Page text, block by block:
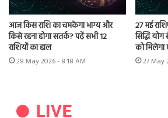
आज किस राशि का चमकेगा भाग्य और
किसे रहना होगा सतर्क? पढ़ें सभी 12
राशियों का हाल
28 May 2026 - 8:18 AM
27 मई
सिद्धि
को
27 May